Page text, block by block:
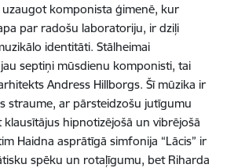
komponista ģimenē, kur
par radošu laboratoriju, ir dziļi
identitāti. Stālheimai
septiņi mūsdienu komponisti, tai
Andress Hillborgs. Šī mūzika ir
straume, ar pārsteidzošu jutīgumu
hipnotizējošā un vibrējošā
Haidna asprātīgā simfonija “Lācis” ir
spēku un rotaļīgumu, bet Riharda